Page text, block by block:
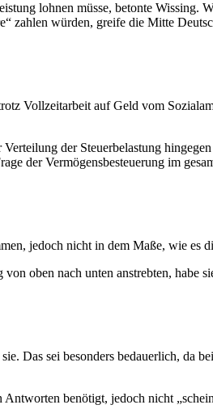
lohnen müsse, betonte Wissing.
zahlen würden, greife die Mitte
Vollzeitarbeit auf Geld vom
der Steuerbelastung
der Vermögensbesteuerung im
jedoch nicht in dem Maße, wie es
oben nach unten anstrebten, habe
Das sei besonders bedauerlich, da
benötigt, jedoch nicht